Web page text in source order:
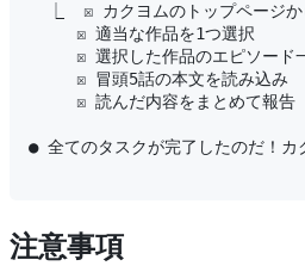
⎿  ☒ カクヨムのトップページか
     ☒ 適当な作品を1つ選択
☒ 選択した作品のエピソード
     ☒ 冒頭5話の本文を読み込み
     ☒ 読んだ内容をまとめて報告
● 全てのタスクが完了したのだ！カ
注意事項